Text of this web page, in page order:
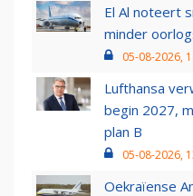
El Al noteert
minder
05-08-2026,
Lufthansa
begin 2027,
plan B
05-08-2026,
Oekraïense